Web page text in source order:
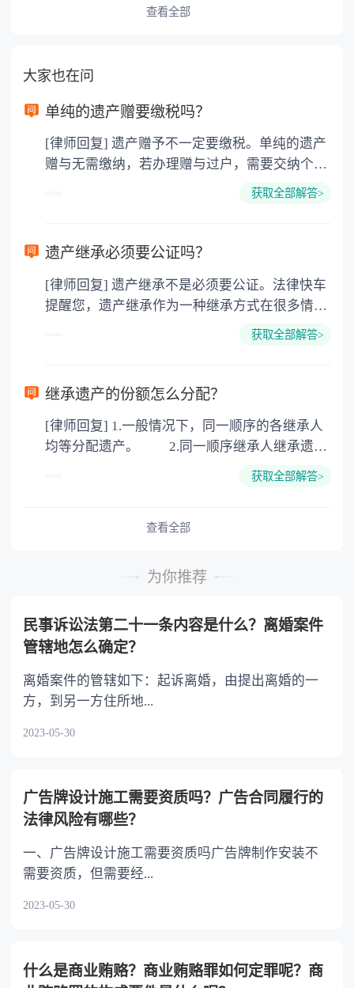
查看全部
大家也在问
单纯的遗产赠要缴税吗？
[律师回复] 遗产赠予不一定要缴税。单纯的遗产
赠与无需缴纳，若办理赠与过户，需要交纳个人
所得税、契税和公证费。赠与过户是没有增值税
要缴纳公证费，具体如下： 1. 公证费：按房
3. 印花税：按房屋评估价的0.05%缴纳 4. 土
地增值税：按房价1%缴纳 5. 房屋产权登记费：
获取全部解答>
遗产继承必须要公证吗？
[律师回复] 遗产继承不是必须要公证。法律快车
提醒您，遗产继承作为一种继承方式在很多情况
下都是不需要公证的，当然，如果需要公正的也
以防对财产继承发生纠纷，可以对遗产继承进行
公证。
获取全部解答>
继承遗产的份额怎么分配？
[律师回复] 1.一般情况下，同一顺序的各继承人
均等分配遗产。 2.同一顺序继承人继承遗产
或者与被继承人共同生活的继承人，分配遗产
的继承人，不尽扶养义务的，分配遗产时，应当
获取全部解答>
查看全部
为你推荐
民事诉讼法第二十一条内容是什么？离婚案件
管辖地怎么确定？
离婚案件的管辖如下：起诉离婚，由提出离婚的一
方，到另一方住所地...
2023-05-30
广告牌设计施工需要资质吗？广告合同履行的
法律风险有哪些？
一、广告牌设计施工需要资质吗广告牌制作安装不
需要资质，但需要经...
2023-05-30
什么是商业贿赂？商业贿赂罪如何定罪呢？商